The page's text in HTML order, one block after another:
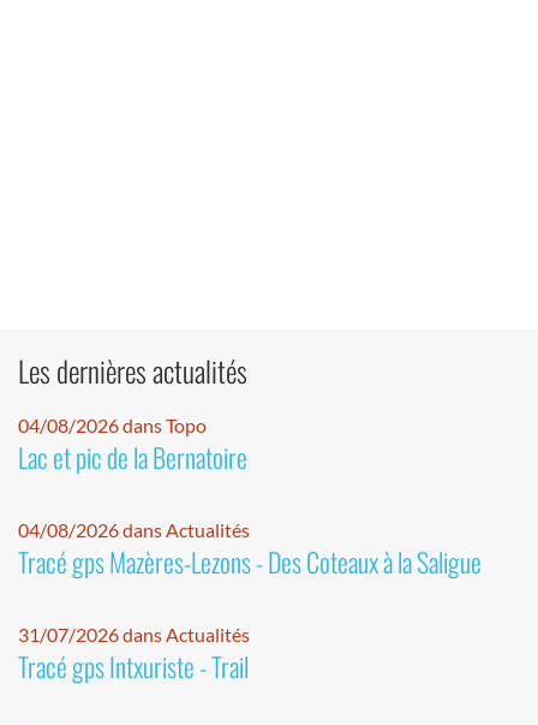
Les dernières actualités
04/08/2026 dans Topo
Lac et pic de la Bernatoire
04/08/2026 dans Actualités
Tracé gps Mazères-Lezons - Des Coteaux à la Saligue
31/07/2026 dans Actualités
Tracé gps Intxuriste - Trail